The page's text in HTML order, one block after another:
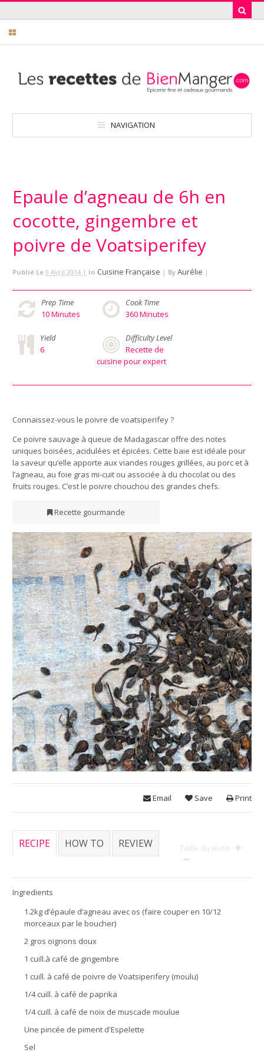
NAVIGATION
Epaule d’agneau de 6h en
cocotte, gingembre et
poivre de Voatsiperifey
Publié Le9 Avril 2014 | In Cuisine Française | By Aurélie |
Prep Time
10Minutes
Cook Time
360Minutes
Yield
6
Difficulty Level
Recette de
cuisine pour expert
Connaissez-vous le poivre de voatsiperifey ?
Ce poivre sauvage à queue de Madagascar offre des notes
uniques boisées, acidulées et épicées. Cette baie est idéale pour
la saveur qu’elle apporte aux viandes rouges grillées, au porc et à
l’agneau, au foie gras mi-cuit ou associée à du chocolat ou des
fruits rouges. C’est le poivre chouchou des grandes chefs.
Recette gourmande
Email Save Print
RECIPE HOW TO REVIEW Taille du texte
Ingredients
1.2kg d’épaule d’agneau avec os (faire couper en 10/12
morceaux par le boucher)
2 gros oignons doux
1 cuill.à café de gingembre
1 cuill. à café de poivre de Voatsiperifery (moulu)
1/4 cuill. à café de paprika
1/4 cuill. à café de noix de muscade moulue
Une pincée de piment d'Espelette
Sel